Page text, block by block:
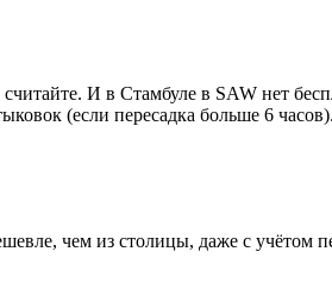
И в Стамбуле в SAW нет
(если пересадка больше 6
чем из столицы, даже с учётом